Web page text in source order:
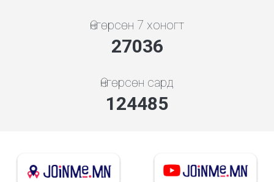
Өнгөрсөн 7 хоногт
29115
Өнгөрсөн сард
134060